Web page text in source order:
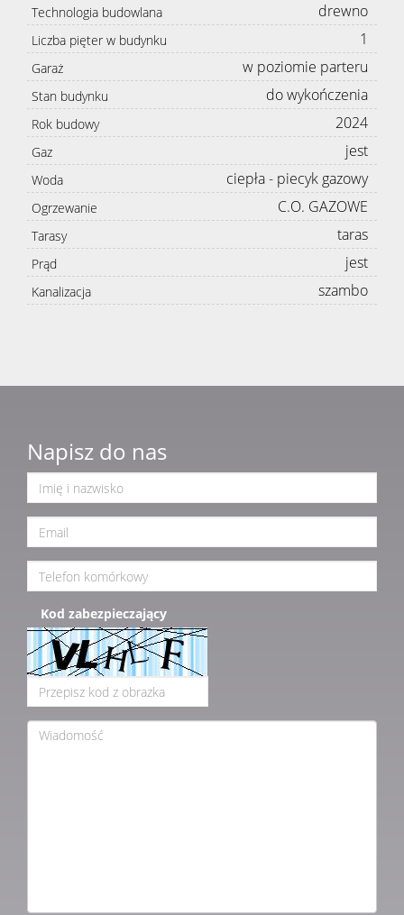
Technologia budowlana drewno
Liczba pięter w budynku 1
Garaż w poziomie parteru
Stan budynku do wykończenia
Rok budowy 2024
Gaz jest
Woda ciepła - piecyk gazowy
Ogrzewanie C.O. GAZOWE
Tarasy taras
Prąd jest
Kanalizacja szambo
Napisz do nas
Kod zabezpieczający